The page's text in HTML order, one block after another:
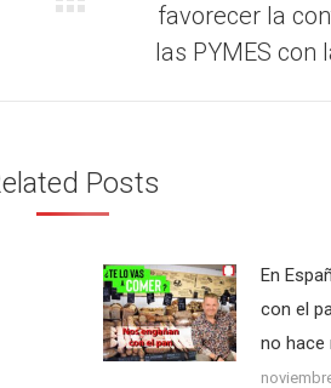
Publicación
siguiente:
favorecer la
las PYMES con
Posts
En
con el
no hace